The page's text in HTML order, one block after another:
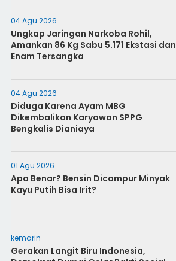
04 Agu 2026
Ungkap Jaringan Narkoba Rohil,
Amankan 86 Kg Sabu 5.171 Ekstasi dan
Enam Tersangka
04 Agu 2026
Diduga Karena Ayam MBG
Dikembalikan Karyawan SPPG
Bengkalis Dianiaya
01 Agu 2026
Apa Benar? Bensin Dicampur Minyak
Kayu Putih Bisa Irit?
kemarin
Gerakan Langit Biru Indonesia,